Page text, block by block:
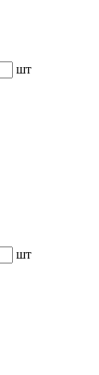
шт
шт